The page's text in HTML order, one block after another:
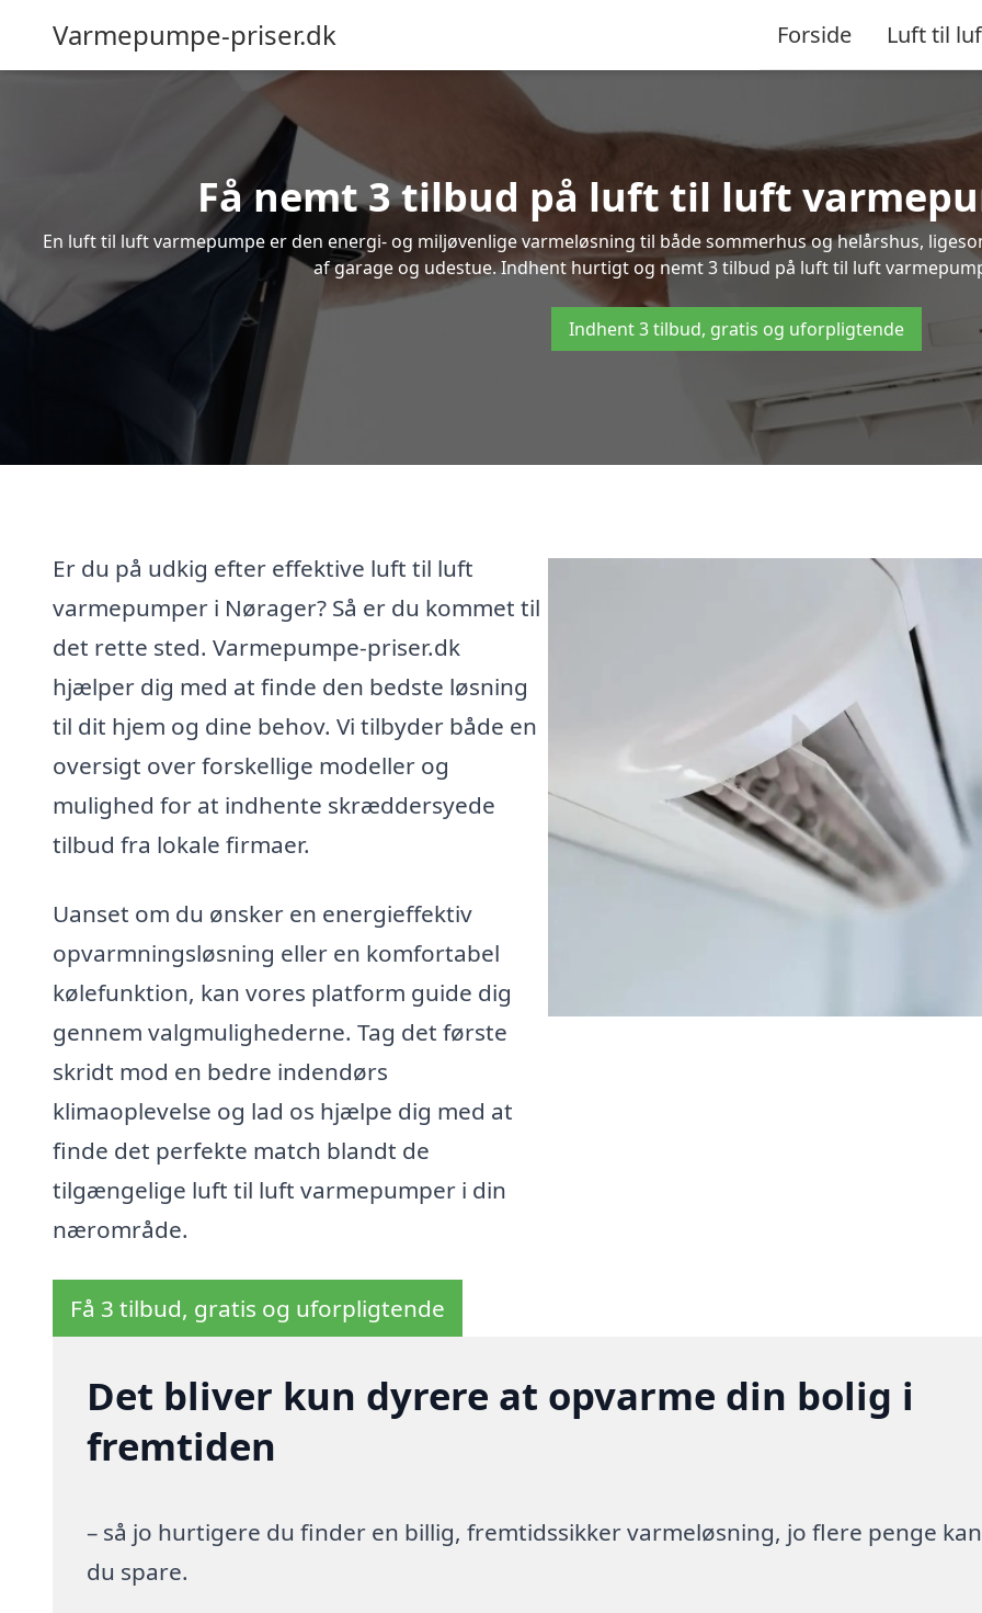
Varmepumpe-priser.dk Forside Luft til
Få nemt 3 tilbud på luft til luft
En luft til luft varmepumpe er den energi- og miljøvenlige varmeløsning til både sommerhus og helårshus,
af garage og udestue. Indhent hurtigt og nemt 3 tilbud på luft til luft
Indhent 3 tilbud, gratis og uforpligtende
Er du på udkig efter effektive luft til luft
varmepumper i Nørager? Så er du kommet til
det rette sted. Varmepumpe-priser.dk
hjælper dig med at finde den bedste løsning
til dit hjem og dine behov. Vi tilbyder både en
oversigt over forskellige modeller og
mulighed for at indhente skræddersyede
tilbud fra lokale firmaer.
Uanset om du ønsker en energieffektiv
opvarmningsløsning eller en komfortabel
kølefunktion, kan vores platform guide dig
gennem valgmulighederne. Tag det første
skridt mod en bedre indendørs
klimaoplevelse og lad os hjælpe dig med at
finde det perfekte match blandt de
tilgængelige luft til luft varmepumper i din
nærområde.
Få 3 tilbud, gratis og uforpligtende
Det bliver kun dyrere at opvarme din bolig i
fremtiden
– så jo hurtigere du finder en billig, fremtidssikker varmeløsning, jo flere penge kan
du spare.